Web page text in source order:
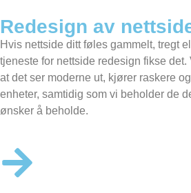
Redesign av
Hvis nettside ditt føles gammelt, tregt
tjeneste for nettside redesign fikse
at det ser moderne ut, kjører raskere
enheter, samtidig som vi beholder de
ønsker å beholde.